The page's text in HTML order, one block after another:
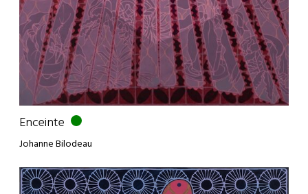
Enceinte
Johanne Bilodeau